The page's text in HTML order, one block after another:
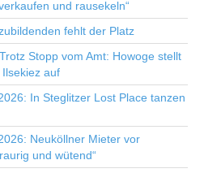
und rausekeln“
fehlt der Platz
Stopp vom Amt: Howoge stellt
auf
In Steglitzer Lost Place tanzen
Neuköllner Mieter vor
und wütend“